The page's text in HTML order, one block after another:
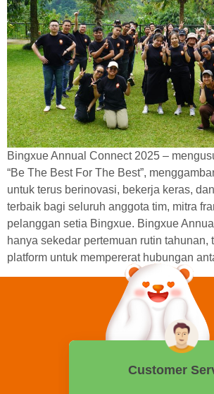
Bingxue Annual Connect 2025 –
“Be The Best For The Best”,
untuk terus berinovasi, bekerja keras,
terbaik bagi seluruh anggota tim, mitra
pelanggan setia Bingxue. Bingxue
hanya sekedar pertemuan rutin tahunan,
platform untuk mempererat hubungan
0858 2015